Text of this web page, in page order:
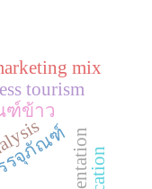
ฑ์ข้าว
จุภัณฑ์
mix
tourism